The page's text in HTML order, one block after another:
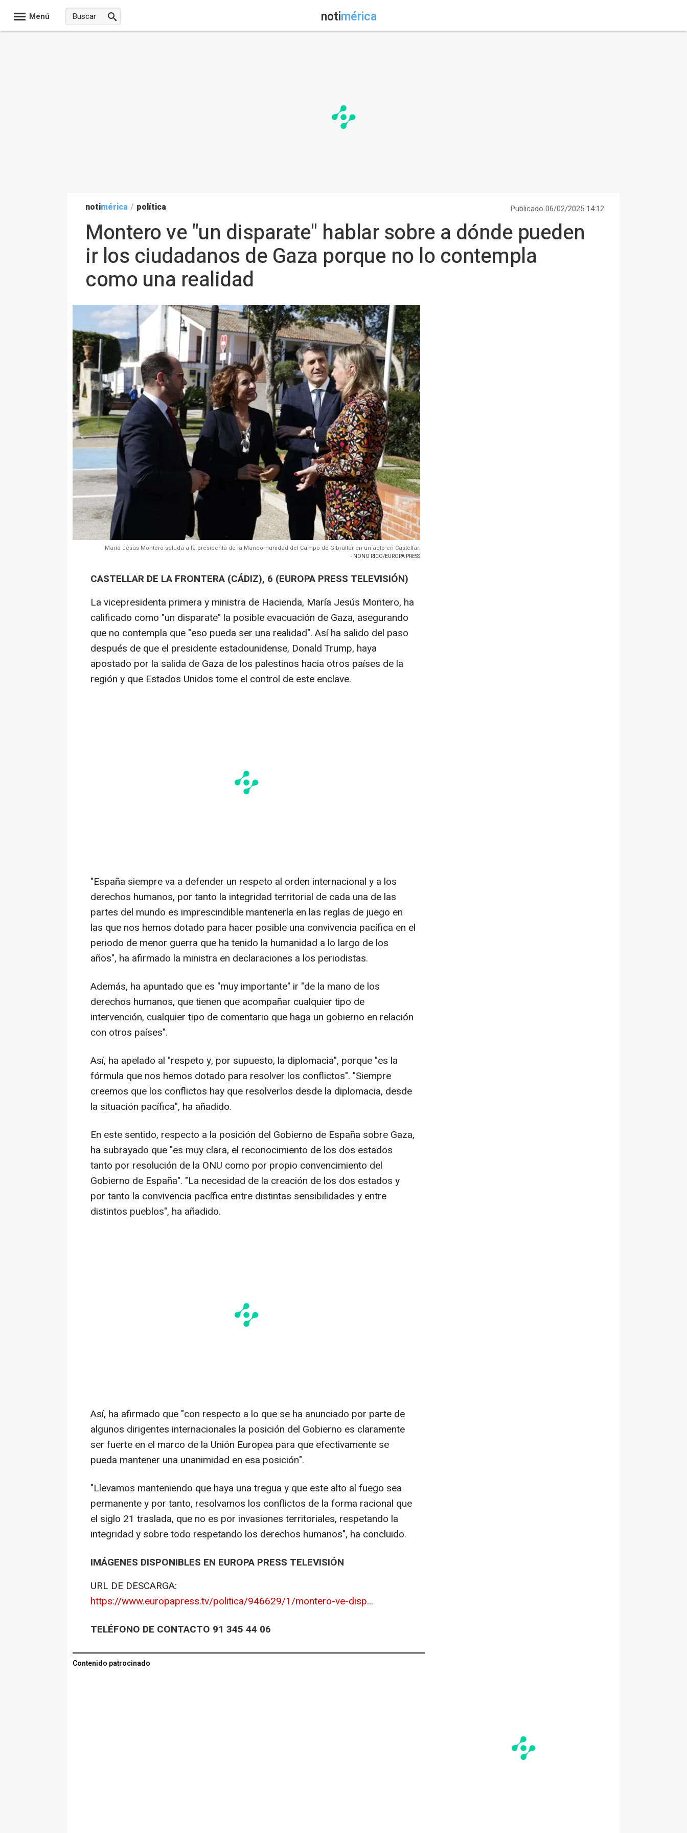
Menú notimérica
notimérica / política Publicado 06/02/2025 14:12
Montero ve "un disparate" hablar sobre a dónde pueden
ir los ciudadanos de Gaza porque no lo contempla
como una realidad
María Jesús Montero saluda a la presidenta de la Mancomunidad del Campo de Gibraltar en un acto en Castellar.
- NONO RICO/EUROPA PRESS
CASTELLAR DE LA FRONTERA (CÁDIZ), 6 (EUROPA PRESS TELEVISIÓN)
La vicepresidenta primera y ministra de Hacienda, María Jesús Montero, ha
calificado como "un disparate" la posible evacuación de Gaza, asegurando
que no contempla que "eso pueda ser una realidad". Así ha salido del paso
después de que el presidente estadounidense, Donald Trump, haya
apostado por la salida de Gaza de los palestinos hacia otros países de la
región y que Estados Unidos tome el control de este enclave.
"España siempre va a defender un respeto al orden internacional y a los
derechos humanos, por tanto la integridad territorial de cada una de las
partes del mundo es imprescindible mantenerla en las reglas de juego en
las que nos hemos dotado para hacer posible una convivencia pacífica en el
periodo de menor guerra que ha tenido la humanidad a lo largo de los
años", ha afirmado la ministra en declaraciones a los periodistas.
Además, ha apuntado que es "muy importante" ir "de la mano de los
derechos humanos, que tienen que acompañar cualquier tipo de
intervención, cualquier tipo de comentario que haga un gobierno en relación
con otros países".
Así, ha apelado al "respeto y, por supuesto, la diplomacia", porque "es la
fórmula que nos hemos dotado para resolver los conflictos". "Siempre
creemos que los conflictos hay que resolverlos desde la diplomacia, desde
la situación pacífica", ha añadido.
En este sentido, respecto a la posición del Gobierno de España sobre Gaza,
ha subrayado que "es muy clara, el reconocimiento de los dos estados
tanto por resolución de la ONU como por propio convencimiento del
Gobierno de España". "La necesidad de la creación de los dos estados y
por tanto la convivencia pacífica entre distintas sensibilidades y entre
distintos pueblos", ha añadido.
Así, ha afirmado que "con respecto a lo que se ha anunciado por parte de
algunos dirigentes internacionales la posición del Gobierno es claramente
ser fuerte en el marco de la Unión Europea para que efectivamente se
pueda mantener una unanimidad en esa posición".
"Llevamos manteniendo que haya una tregua y que este alto al fuego sea
permanente y por tanto, resolvamos los conflictos de la forma racional que
el siglo 21 traslada, que no es por invasiones territoriales, respetando la
integridad y sobre todo respetando los derechos humanos", ha concluido.
IMÁGENES DISPONIBLES EN EUROPA PRESS TELEVISIÓN
URL DE DESCARGA:
https://www.europapress.tv/politica/946629/1/montero-ve-disp...
TELÉFONO DE CONTACTO 91 345 44 06
Contenido patrocinado